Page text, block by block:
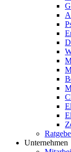
Unternehmen